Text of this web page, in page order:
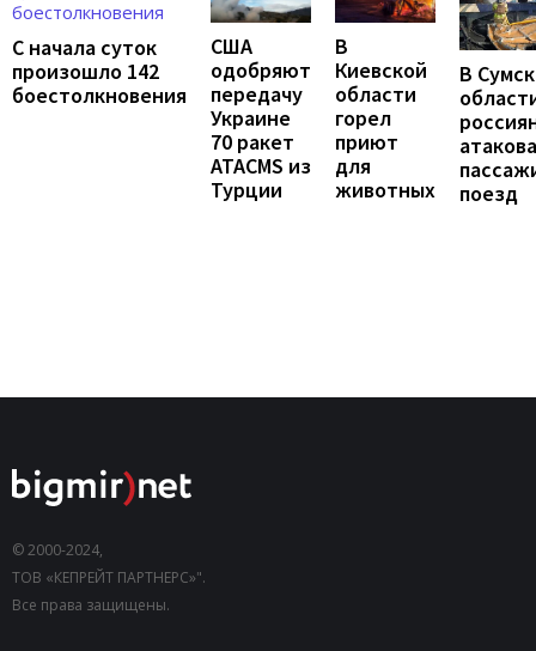
С начала суток
произошло 142
боестолкновения
США
одобряют
передачу
Украине
70 ракет
ATACMS из
Турции
В
Киевской
области
горел
приют
для
животных
В
поезд
© 2000-2024,
ТОВ «КЕПРЕЙТ ПАРТНЕРС»".
Все права защищены.